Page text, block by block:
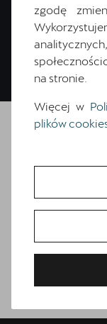
Bezpłatna jazda
Przetestuj model
zgodę
na stronie.
Więcej w
plików